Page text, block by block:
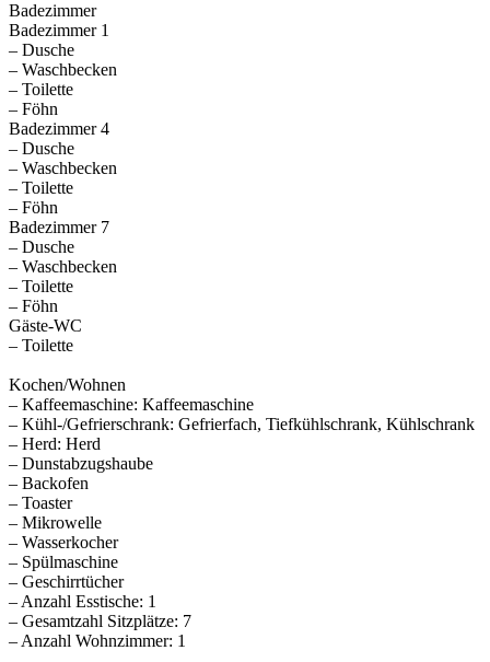
Badezimmer
Badezimmer 1
– Dusche
– Waschbecken
– Toilette
– Föhn
Badezimmer 4
– Dusche
– Waschbecken
– Toilette
– Föhn
Badezimmer 7
– Dusche
– Waschbecken
– Toilette
– Föhn
Gäste-WC
– Toilette
Kochen/Wohnen
– Kaffeemaschine: Kaffeemaschine
– Kühl-/Gefrierschrank: Gefrierfach, Tiefkühlschrank, Kühlschrank
– Herd: Herd
– Dunstabzugshaube
– Backofen
– Toaster
– Mikrowelle
– Wasserkocher
– Spülmaschine
– Geschirrtücher
– Anzahl Esstische: 1
– Gesamtzahl Sitzplätze: 7
– Anzahl Wohnzimmer: 1